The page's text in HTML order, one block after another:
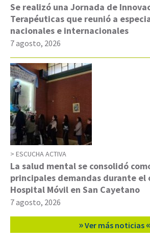
Se realizó una Jornada de
Terapéuticas que reunió a
nacionales e internacionales
7 agosto, 2026
ESCUCHA ACTIVA
La salud mental se consolidó
principales demandas durante el
Hospital Móvil en San Cayetano
7 agosto, 2026
»Ver más noticias «